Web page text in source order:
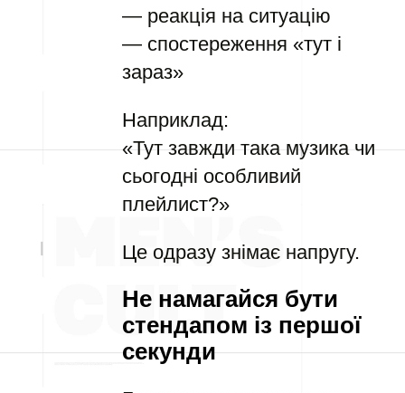
— реакція на ситуацію
— спостереження «тут і
зараз»
Наприклад:
«Тут завжди така музика чи
сьогодні особливий
плейлист?»
Це одразу знімає напругу.
Не намагайся бути
стендапом із першої
секунди